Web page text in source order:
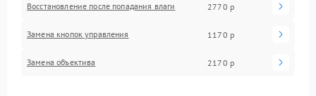
Восстановление после попадания влаги 2770 р
Замена кнопок управления 1170 р
Замена объектива 2170 р